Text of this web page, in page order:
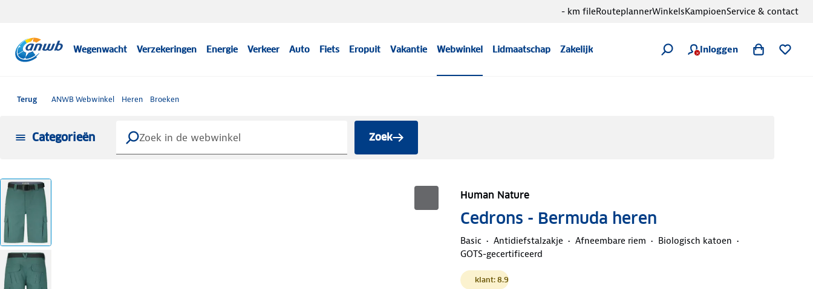
Wegenwacht Verzekeringen Energie Verkeer Auto Fiets Eropuit Vakantie Webwinkel Lidmaatschap Zakelijk Inloggen
- km fileRouteplannerWinkelsKampioenService & contact
Terug ANWB Webwinkel Heren Broeken
Categorieën Zoek
Human Nature
Cedrons - Bermuda heren
Basic Antidiefstalzakje Afneembare riem
Biologisch katoen
GOTS-gecertificeerd
klant: 8.9